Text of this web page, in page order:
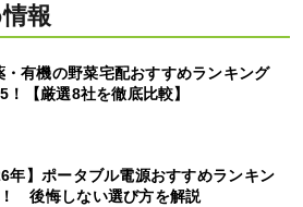
報
・有機の野菜宅配おすすめランキング
！【厳選8社を徹底比較】
年】ポータブル電源おすすめランキン
後悔しない選び方を解説